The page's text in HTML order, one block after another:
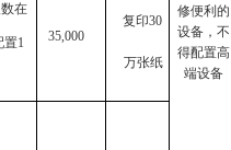
修便利的
设备，不
得配置高
端设备
在
置1 35,000
复印30
万张纸